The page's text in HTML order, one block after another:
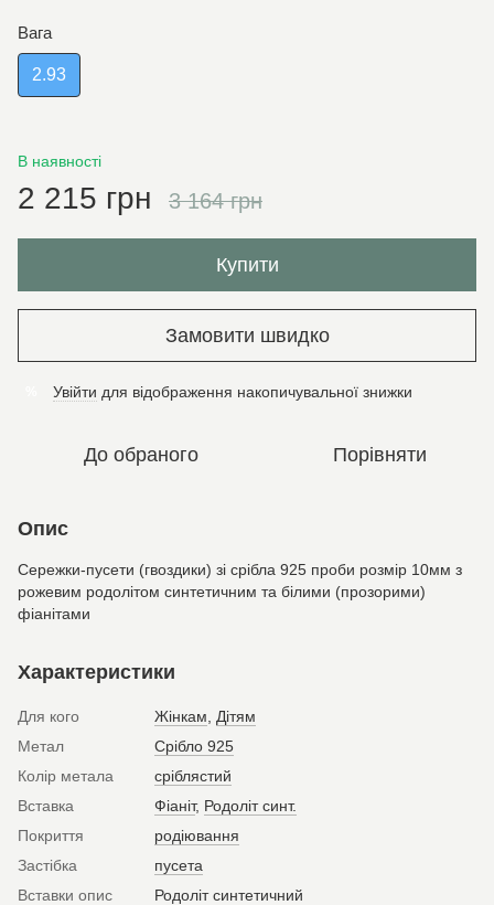
Вага
2.93
В наявності
2 215 грн 3 164 грн
Купити
Замовити швидко
Увійти для відображення накопичувальної знижки
До обраного Порівняти
Опис
Сережки-пусети (гвоздики) зі срібла 925 проби розмір 10мм з
рожевим родолітом синтетичним та білими (прозорими)
фіанітами
Характеристики
Для кого Жінкам
Дітям
Метал
Срібло 925
Колір метала
сріблястий
Вставка
Фіаніт, Родоліт синт.
Покриття
родіювання
Застібка
пусета
Вставки опис
Родоліт синтетичний